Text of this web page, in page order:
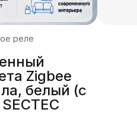
реле
Zigbee
белый (с